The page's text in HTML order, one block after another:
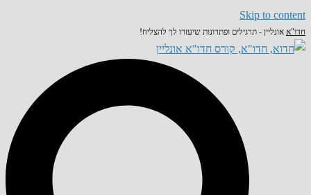
Skip to content
חדו"א אונליין - תרגילים ופתרונות שיעזרו לך להצליח!